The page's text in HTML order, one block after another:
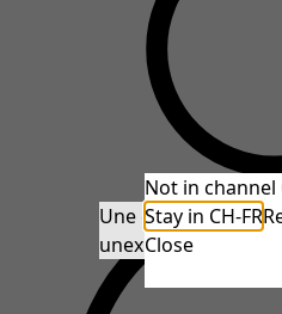
Not in channel
Stay in CH-FR
Close
Une erreur